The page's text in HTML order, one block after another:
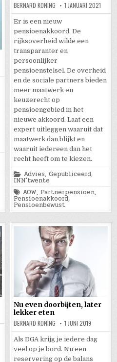
BERNARD KONING 1 JANUARI 2021
Er is een nieuw
pensioenakkoord. De
rijksoverheid wilde een
transparanter en
persoonlijker
pensioenstelsel. De overheid
en de sociale partners bieden
meer maatwerk en
keuzerecht op
pensioengebied in het
nieuwe akkoord. Laat een
expert uitleggen waaruit dat
maatwerk dan blijkt en
waaruit iedereen dan het
recht heeft om te kiezen.
Posted
in
Advies,Gepubliceerd,
INN'twente
Tagged
AOW, Partnerpensioen,
Pensioenakkoord,
Pensioenbewust
Nu even doorbijten, later
lekker eten
BERNARD KONING 1 JUNI 2019
Als DGA krijg je iedere dag
veel op je bord. Nu een
reservering op de balans